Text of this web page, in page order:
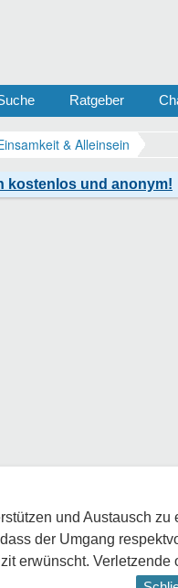
Ratgeber
& Alleinsein
und Austausch
der Umgang
erwünscht.